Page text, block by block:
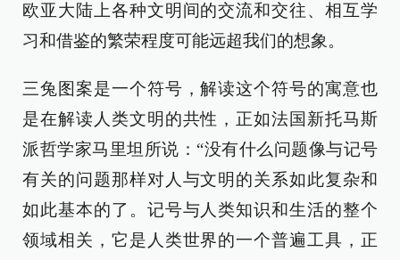
欧亚大陆上各种文明间的交流和交往、相互学
习和借鉴的繁荣程度可能远超我们的想象。
三兔图案是一个符号，解读这个符号的寓意也
是在解读人类文明的共性，正如法国新托马斯
派哲学家马里坦所说：“没有什么问题像与记号
有关的问题那样对人与文明的关系如此复杂和
如此基本的了。记号与人类知识和生活的整个
领域相关，它是人类世界的一个普遍工具，正